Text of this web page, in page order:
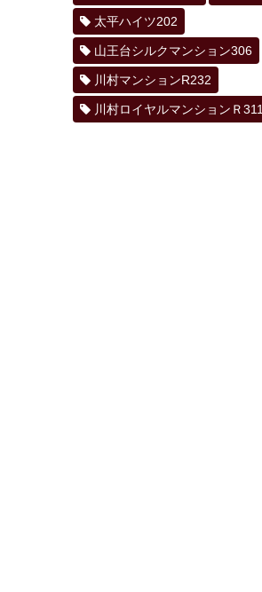
太平ハイツ202
山王台シルクマンション306
川村マンションR232
川村ロイヤルマンションＲ311